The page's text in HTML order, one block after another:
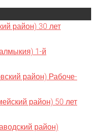
район) 30 лет
1-й
район) Рабоче-
район) 50 лет
район)